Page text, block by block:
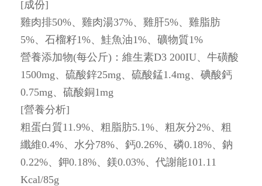
[成份]
雞肉排50%、雞肉湯37%、雞肝5%、雞脂肪
5%、石榴籽1%、鮭魚油1%、礦物質1%
營養添加物(每公斤)：維生素D3 200IU、牛磺酸
1500mg、硫酸鋅25mg、硫酸錳1.4mg、碘酸鈣
0.75mg、硫酸銅1mg
[營養分析]
粗蛋白質11.9%、粗脂肪5.1%、粗灰分2%、粗
纖維0.4%、水分78%、鈣0.26%、磷0.18%、鈉
0.22%、鉀0.18%、鎂0.03%、代謝能101.11
Kcal/85g